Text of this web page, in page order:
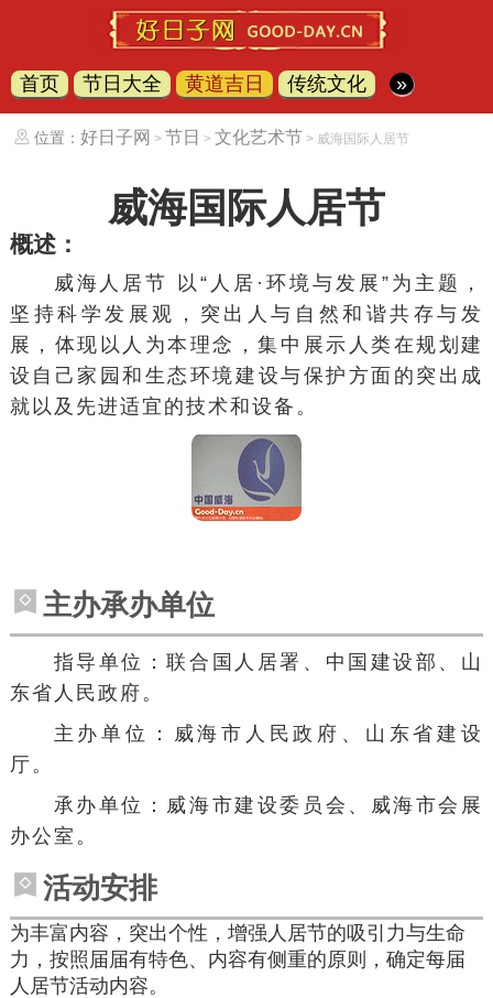
首页 节日大全 黄道吉日 传统文化 »
位置： 好日子网 > 节日 > 文化艺术节 > 威海国际人居节
威海国际人居节
概述：
威海人居节 以“人居·环境与发展”为主题，
坚持科学发展观，突出人与自然和谐共存与发
展，体现以人为本理念，集中展示人类在规划建
设自己家园和 生态环境建设与保护方面的突出成
就以及先进适宜的技术和设备。
主办承办单位
指导单位：联合国人居署 、中国建设部、 山
东省人民政府。
主办单位： 威海市人民政府 、 山东省建设
厅。
承办单位：威海市建设委员会、威海市会展
办公室。
活动安排
为丰富内容，突出个性，增强人居节的吸引力与生命
力，按照届届有特色、内容有侧重的原则，确定每届
人居节活动内容。